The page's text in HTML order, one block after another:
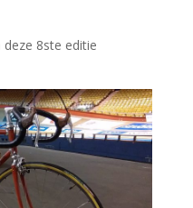
8ste editie